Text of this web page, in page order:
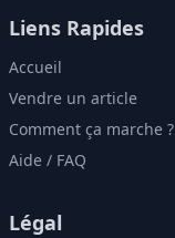
Liens Rapides
Accueil
Vendre un article
Comment ça marche ?
Aide / FAQ
Légal